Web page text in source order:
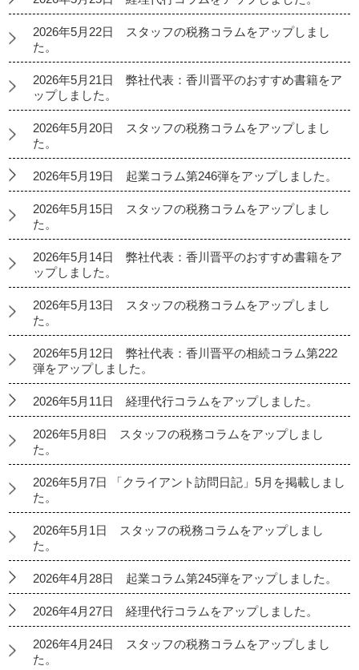
2026年5月22日 スタッフの税務コラムをアップしまし
た。
2026年5月21日 弊社代表：香川晋平のおすすめ書籍をア
ップしました。
2026年5月20日 スタッフの税務コラムをアップしまし
た。
2026年5月19日 起業コラム第246弾をアップしました。
2026年5月15日 スタッフの税務コラムをアップしまし
た。
2026年5月14日 弊社代表：香川晋平のおすすめ書籍をア
ップしました。
2026年5月13日 スタッフの税務コラムをアップしまし
た。
2026年5月12日 弊社代表：香川晋平の相続コラム第222
弾をアップしました。
2026年5月11日 経理代行コラムをアップしました。
2026年5月8日 スタッフの税務コラムをアップしまし
た。
2026年5月7日 「クライアント訪問日記」5月を掲載しまし
た。
2026年5月1日 スタッフの税務コラムをアップしまし
た。
2026年4月28日 起業コラム第245弾をアップしました。
2026年4月27日 経理代行コラムをアップしました。
2026年4月24日 スタッフの税務コラムをアップしまし
た。